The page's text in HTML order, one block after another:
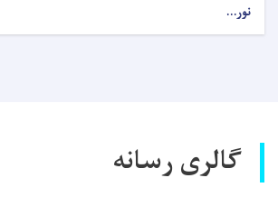
نور...
گالری رسانه